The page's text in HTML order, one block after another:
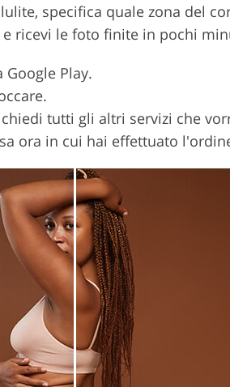
specifica quale zona del
e ricevi le foto finite in pochi
Play.
tutti gli altri servizi che
ora in cui hai effettuato